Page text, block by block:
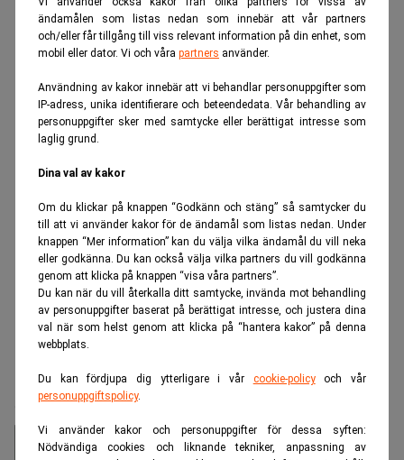
ändamålen som listas nedan som innebär att vår partners
och/eller får tillgång till viss relevant information på din enhet, som
mobil eller dator. Vi och våra partners använder.
Användning av kakor innebär att vi behandlar personuppgifter som
IP-adress, unika identifierare och beteendedata. Vår behandling av
personuppgifter sker med samtycke eller berättigat intresse som
laglig grund.
Dina val av kakor
Om du klickar på knappen “Godkänn och stäng” så samtycker du
till att vi använder kakor för de ändamål som listas nedan. Under
knappen “Mer information” kan du välja vilka ändamål du vill neka
eller godkänna. Du kan också välja vilka partners du vill godkänna
genom att klicka på knappen “visa våra partners”.
Du kan när du vill återkalla ditt samtycke, invända mot behandling
av personuppgifter baserat på berättigat intresse, och justera dina
val när som helst genom att klicka på “hantera kakor” på denna
webbplats.
Du kan fördjupa dig ytterligare i vår cookie-policyoch vår
personuppgiftspolicy.
Vi använder kakor och personuppgifter för dessa syften:
Nödvändiga cookies och liknande tekniker, anpassning av
ANNONS
Realtid.se Börs & finans
Svenskarna slår rekord i fondsparande